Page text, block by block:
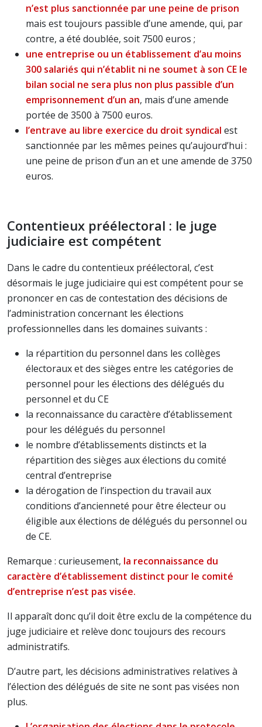
n’est plus sanctionnée par une peine de prison
mais est toujours passible d’une amende, qui, par
contre, a été doublée, soit 7500 euros ;
une entreprise ou un établissement d’au moins
300 salariés qui n’établit ni ne soumet à son CE le
bilan social ne sera plus non plus passible d’un
emprisonnement d’un an, mais d’une amende
portée de 3500 à 7500 euros.
l’entrave au libre exercice du droit syndical est
sanctionnée par les mêmes peines qu’aujourd’hui :
une peine de prison d’un an et une amende de 3750
euros.
Contentieux préélectoral : le juge
judiciaire est compétent
Dans le cadre du contentieux préélectoral, c’est
désormais le juge judiciaire qui est compétent pour se
prononcer en cas de contestation des décisions de
l’administration concernant les élections
professionnelles dans les domaines suivants :
la répartition du personnel dans les collèges
électoraux et des sièges entre les catégories de
personnel pour les élections des délégués du
personnel et du CE
la reconnaissance du caractère d’établissement
pour les délégués du personnel
le nombre d’établissements distincts et la
répartition des sièges aux élections du comité
central d’entreprise
la dérogation de l’inspection du travail aux
conditions d’ancienneté pour être électeur ou
éligible aux élections de délégués du personnel ou
de CE.
Remarque : curieusement, la reconnaissance du
caractère d’établissement distinct pour le comité
d’entreprise n’est pas visée.
Il apparaît donc qu’il doit être exclu de la compétence du
juge judiciaire et relève donc toujours des recours
administratifs.
D’autre part, les décisions administratives relatives à
l’élection des délégués de site ne sont pas visées non
plus.